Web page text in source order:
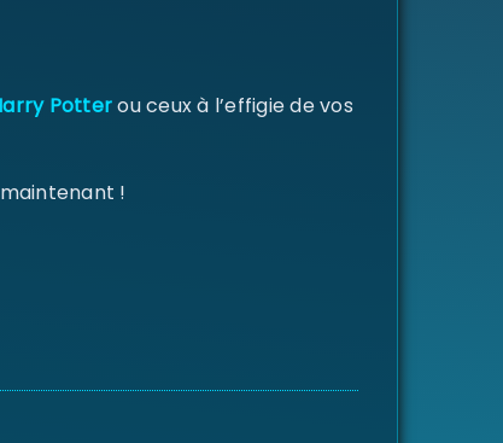
Potterou ceux à l’effigie de vos
!